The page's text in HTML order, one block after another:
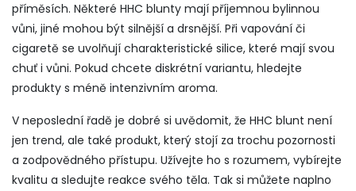
příměsích. Některé HHC blunty mají příjemnou bylinnou
vůni, jiné mohou být silnější a drsnější. Při vapování či
cigaretě se uvolňují charakteristické silice, které mají svou
chuť i vůni. Pokud chcete diskrétní variantu, hledejte
produkty s méně intenzivním aroma.
V neposlední řadě je dobré si uvědomit, že HHC blunt není
jen trend, ale také produkt, který stojí za trochu pozornosti
a zodpovědného přístupu. Užívejte ho s rozumem, vybírejte
kvalitu a sledujte reakce svého těla. Tak si můžete naplno